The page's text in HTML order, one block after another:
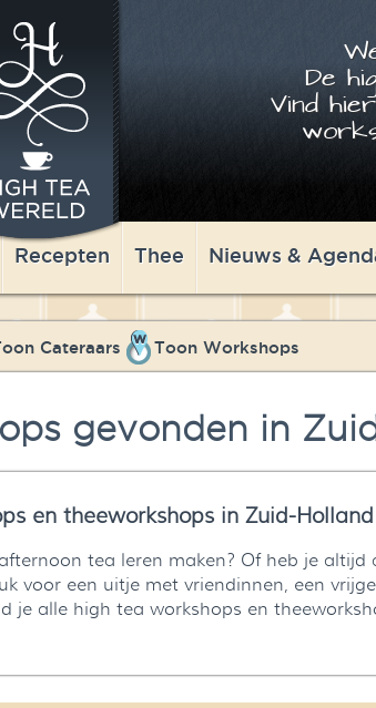
De
Vind
Recepten Thee Nieuws &
Cateraars Toon Workshops
gevonden in
en theeworkshops in Zuid-Holland
tea leren maken? Of heb je altijd
voor een uitje met vriendinnen, een
je alle high tea workshops en